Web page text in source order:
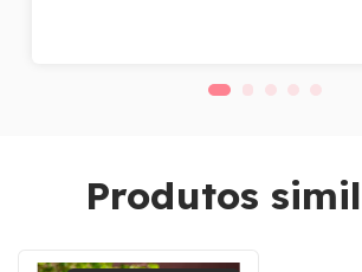
Produtos